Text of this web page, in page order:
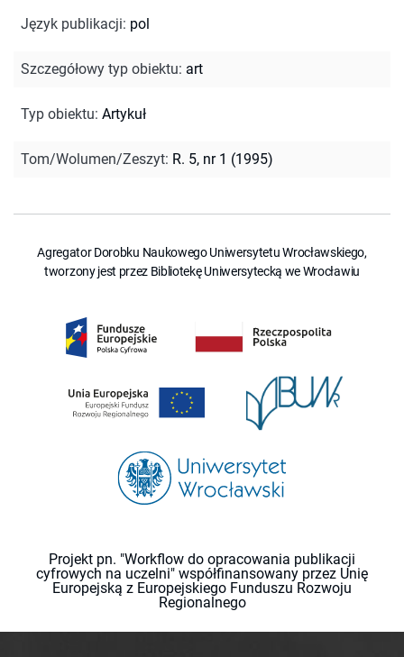
Język publikacji: pol
Szczegółowy typ obiektu: art
Typ obiektu: Artykuł
Tom/Wolumen/Zeszyt: R. 5, nr 1 (1995)
Agregator Dorobku Naukowego Uniwersytetu Wrocławskiego,
tworzony jest przez Bibliotekę Uniwersytecką we Wrocławiu
Projekt pn. "Workflow do opracowania publikacji
cyfrowych na uczelni" współfinansowany przez Unię
Europejską z Europejskiego Funduszu Rozwoju
Regionalnego